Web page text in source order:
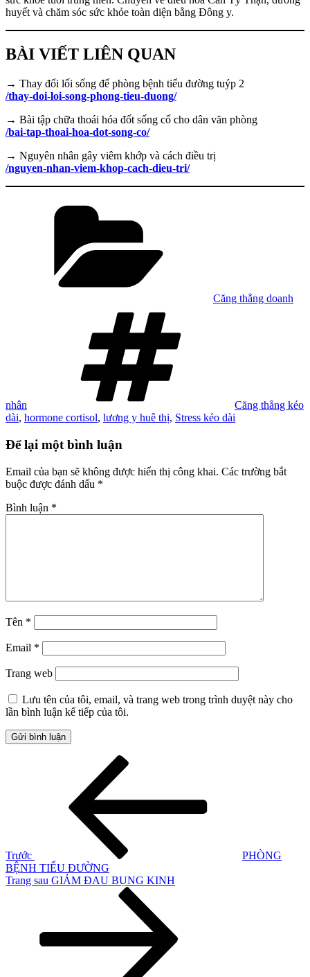
huyết và chăm sóc sức khỏe toàn diện bằng Đông y.
BÀI VIẾT LIÊN QUAN
→ Thay đổi lối sống để phòng bệnh tiểu đường tuýp 2
/thay-doi-loi-song-phong-tieu-duong/
→ Bài tập chữa thoái hóa đốt sống cổ cho dân văn phòng
/bai-tap-thoai-hoa-dot-song-co/
→ Nguyên nhân gây viêm khớp và cách điều trị
/nguyen-nhan-viem-khop-cach-dieu-tri/
Căng thẳng doanh
nhân
Căng thẳng kéo
dài, hormone cortisol, lương y huê thị, Stress kéo dài
Để lại một bình luận
Email của bạn sẽ không được hiển thị công khai. Các trường bắt
buộc được đánh dấu *
Bình luận *
Tên *
Email *
Trang web
Lưu tên của tôi, email, và trang web trong trình duyệt này cho
lần bình luận kế tiếp của tôi.
Trước
PHÒNG
BỆNH TIỂU ĐƯỜNG
Bài
Trang sau GIẢM ĐAU BỤNG KINH